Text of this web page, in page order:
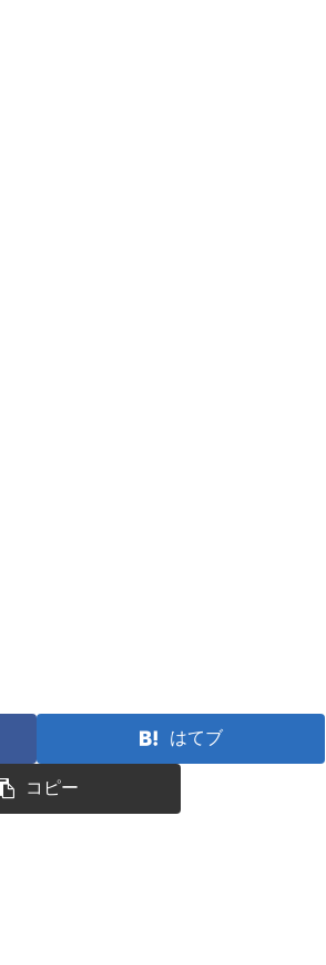
はてブ
コピー